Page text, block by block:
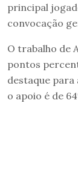
principal
convocação
O trabalho de
pontos
destaque
o apoio é de